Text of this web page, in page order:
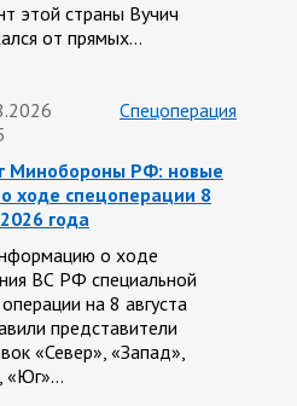
этой страны Вучич
от прямых…
Спецоперация
Минобороны РФ: новые
ходе спецоперации 8
года
о ходе
ВС РФ специальной
на 8 августа
представители
«Север», «Запад»,
«Юг»…